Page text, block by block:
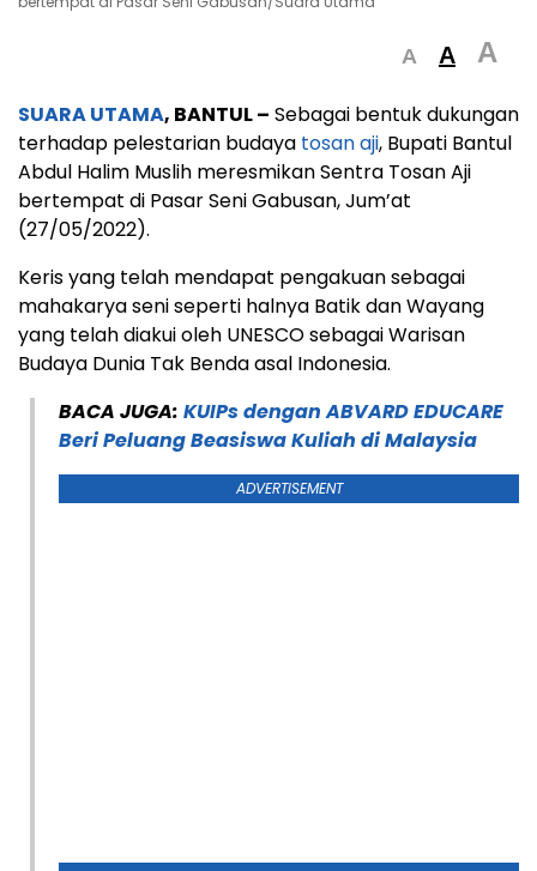
A A A
SUARA UTAMA, BANTUL – Sebagai bentuk dukungan
terhadap pelestarian budaya tosan aji, Bupati Bantul
Abdul Halim Muslih meresmikan Sentra Tosan Aji
bertempat di Pasar Seni Gabusan, Jum’at
(27/05/2022).
Keris yang telah mendapat pengakuan sebagai
mahakarya seni seperti halnya Batik dan Wayang
yang telah diakui oleh UNESCO sebagai Warisan
Budaya Dunia Tak Benda asal Indonesia.
BACA JUGA: KUIPs dengan ABVARD EDUCARE
Beri Peluang Beasiswa Kuliah di Malaysia
ADVERTISEMENT